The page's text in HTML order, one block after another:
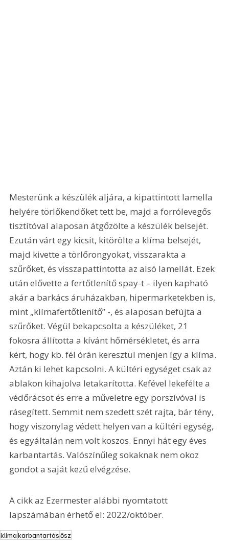
Mesterünk a készülék aljára, a kipattintott lamella
helyére törlőkendőket tett be, majd a forrólevegős
tisztítóval alaposan átgőzölte a készülék belsejét.
Ezután várt egy kicsit, kitörölte a klíma belsejét,
majd kivette a törlőrongyokat, visszarakta a
szűrőket, és visszapattintotta az alsó lamellát. Ezek
után elővette a fertőtlenítő spay-t – ilyen kapható
akár a barkács áruházakban, hipermarketekben is,
mint „klímafertőtlenítő” -, és alaposan befújta a
szűrőket. Végül bekapcsolta a készüléket, 21
fokosra állította a kívánt hőmérsékletet, és arra
kért, hogy kb. fél órán keresztül menjen így a klíma.
Aztán ki lehet kapcsolni. A kültéri egységet csak az
ablakon kihajolva letakarította. Kefével lekefélte a
védőrácsot és erre a műveletre egy porszívóval is
rásegített. Semmit nem szedett szét rajta, bár tény,
hogy viszonylag védett helyen van a kültéri egység,
és egyáltalán nem volt koszos. Ennyi hát egy éves
karbantartás. Valószínűleg sokaknak nem okoz
gondot a saját kezű elvégzése.
A cikk az Ezermester alábbi nyomtatott
lapszámában érhető el: 2022/október.
klímakarbantartásősz